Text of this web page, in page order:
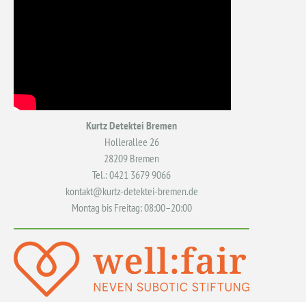
Kurtz Detektei Bremen
Hollerallee 26
28209 Bremen
Tel.: 0421 3679 9066
kontakt@kurtz-detektei-bremen.de
Montag bis Freitag: 08:00–20:00